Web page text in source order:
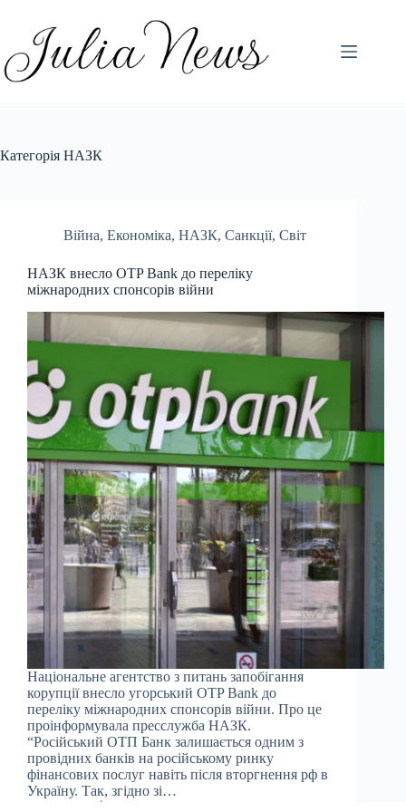
вмісту
Категорія НАЗК
Війна, Економіка, НАЗК, Санкції, Світ
НАЗК внесло OTP Bank до переліку
міжнародних спонсорів війни
Національне агентство з питань запобігання
корупції внесло угорський OTP Bank до
переліку міжнародних спонсорів війни. Про це
проінформувала пресслужба НАЗК.
“Російський ОТП Банк залишається одним з
провідних банків на російському ринку
фінансових послуг навіть після вторгнення рф в
Україну. Так, згідно зі…